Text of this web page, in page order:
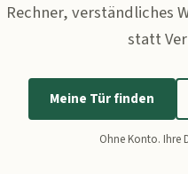
Rechner, verständliches
statt
Meine Tür finden
Ohne Konto. Ihre